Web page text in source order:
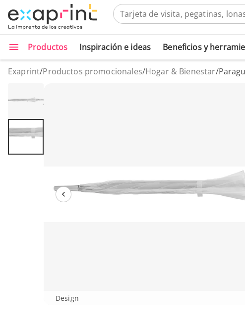
Productos Inspiración e ideas Beneficios y
Exaprint/Productos promocionales/Hogar & Bienestar/
Design